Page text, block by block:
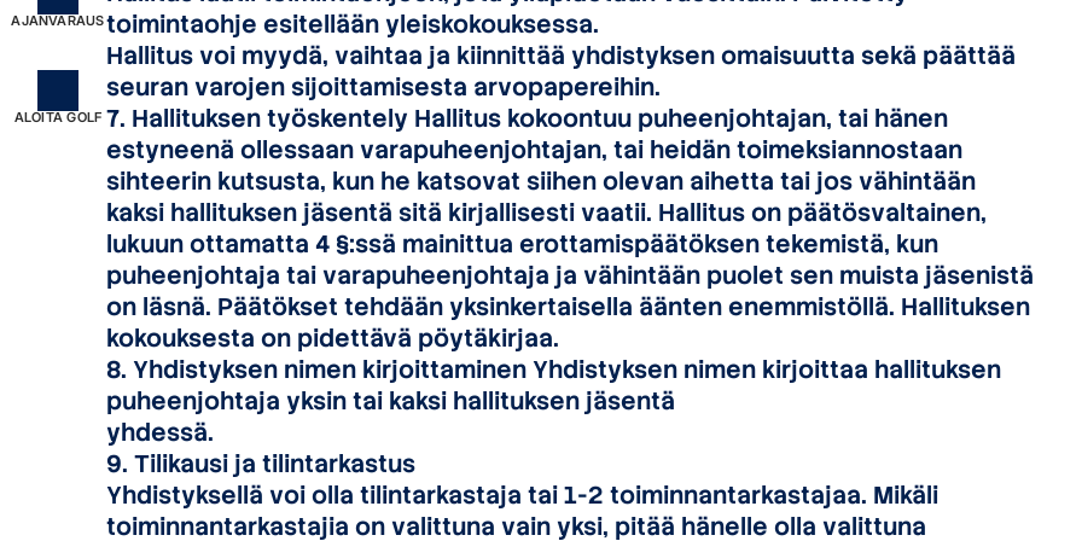
AJANVARAUS
ALOITA GOLF
toimintaohje esitellään yleiskokouksessa.
Hallitus voi myydä, vaihtaa ja kiinnittää yhdistyksen omaisuutta sekä päättää
seuran varojen sijoittamisesta arvopapereihin.
7. Hallituksen työskentely Hallitus kokoontuu puheenjohtajan, tai hänen
estyneenä ollessaan varapuheenjohtajan, tai heidän toimeksiannostaan
sihteerin kutsusta, kun he katsovat siihen olevan aihetta tai jos vähintään
kaksi hallituksen jäsentä sitä kirjallisesti vaatii. Hallitus on päätösvaltainen,
lukuun ottamatta 4 §:ssä mainittua erottamispäätöksen tekemistä, kun
puheenjohtaja tai varapuheenjohtaja ja vähintään puolet sen muista jäsenistä
on läsnä. Päätökset tehdään yksinkertaisella äänten enemmistöllä. Hallituksen
kokouksesta on pidettävä pöytäkirjaa.
8. Yhdistyksen nimen kirjoittaminen Yhdistyksen nimen kirjoittaa hallituksen
puheenjohtaja yksin tai kaksi hallituksen jäsentä
yhdessä.
9. Tilikausi ja tilintarkastus
Yhdistyksellä voi olla tilintarkastaja tai 1-2 toiminnantarkastajaa. Mikäli
toiminnantarkastajia on valittuna vain yksi, pitää hänelle olla valittuna